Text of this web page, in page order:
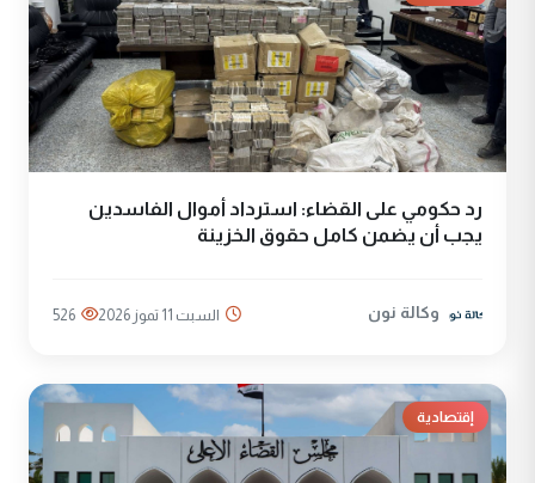
رد حكومي على القضاء: استرداد أموال الفاسدين
يجب أن يضمن كامل حقوق الخزينة
وكالة نون السبت 11 تموز 2026 526
إقتصادية